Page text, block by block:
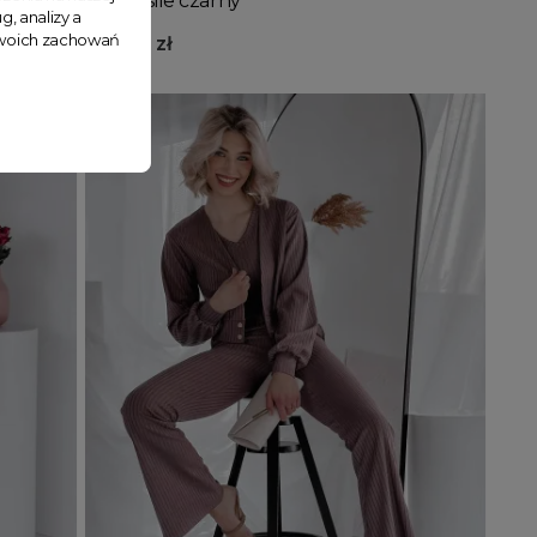
269,99 zł
analizy a
zachowań